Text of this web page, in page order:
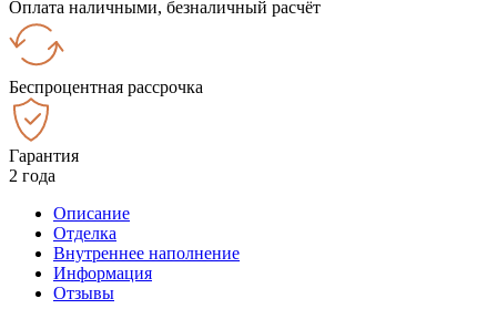
Оплата наличными, безналичный расчёт
Беспроцентная рассрочка
Гарантия
2 года
Описание
Отделка
Внутреннее наполнение
Информация
Отзывы